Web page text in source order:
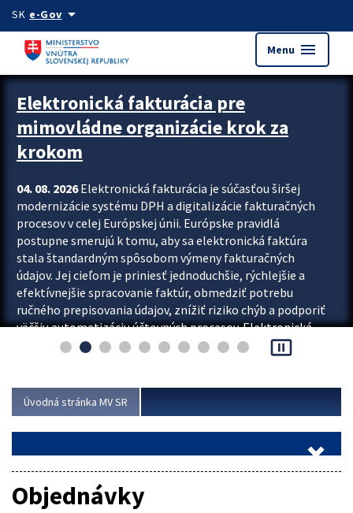
Preskocit na hlavný obsah
SK e-Govarrow_drop_down
Menu menu
Zastavit automatický posun upútavok
Elektronická fakturácia pre
mimovládne organizácie krok za
krokom
04. 08. 2026Elektronická fakturácia je súčasťou širšej
modernizácie systému DPH a digitalizácie fakturačných
procesov v celej Európskej únii. Európske pravidlá
postupne smerujú k tomu, aby sa elektronická faktúra
stala štandardným spôsobom výmeny fakturačných
údajov. Jej cieľom je priniesť jednoduchšie, rýchlejšie a
efektívnejšie spracovanie faktúr, obmedziť potrebu
ručného prepisovania údajov, znížiť riziko chýb a podporiť
väčšiu automatizáciu účtovných procesov. Elektronická
fakturácia preto nepredstavuje...
pause_presentation
Úvodná stránka MV SR
Objednávky